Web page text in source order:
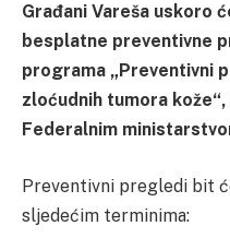
Građani Vareša uskoro
besplatne preventivne
programa „Preventivni
zloćudnih tumora
Federalnim
Preventivni pregledi bit
sljedećim terminima: